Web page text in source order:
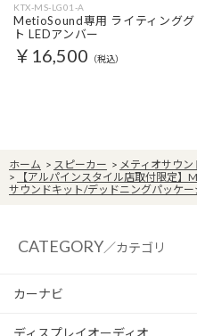
KTX-MS-LG01-A
MetioSound専用 ライティンググ
ト LEDアンバー
￥16,500 （税込）
ホーム > スピーカー > メティオサウン
>
【アルパインスタイル店取付限定】
サウンドキット/デッドニングパッケ
CATEGORY／カテゴリ
カーナビ
ディスプレイオーディオ